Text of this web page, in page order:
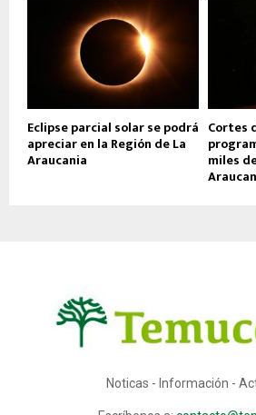
Eclipse parcial solar se podrá
apreciar en la Región de La
Araucania
Cortes
miles
Noticas - Información -